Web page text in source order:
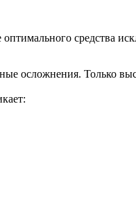
средства
осложнения. Только